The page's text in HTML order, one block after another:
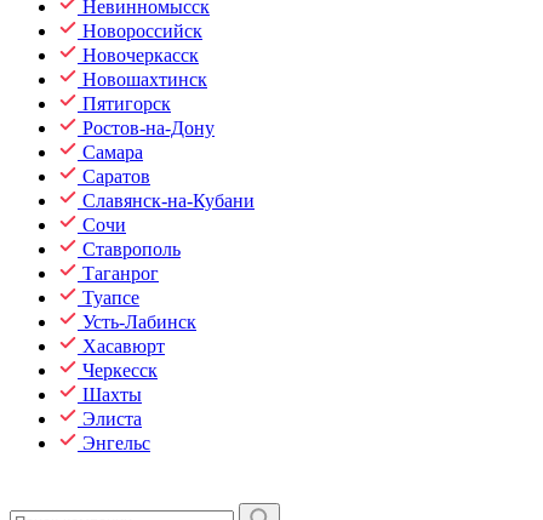
Невинномысск
Новороссийск
Новочеркасск
Новошахтинск
Пятигорск
Ростов-на-Дону
Самара
Саратов
Славянск-на-Кубани
Сочи
Ставрополь
Таганрог
Туапсе
Усть-Лабинск
Хасавюрт
Черкесск
Шахты
Элиста
Энгельс